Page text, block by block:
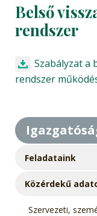
Belső
rendszer
Szabályzat a
rendszer
Feladataink
Közérdekű
Szervezeti,